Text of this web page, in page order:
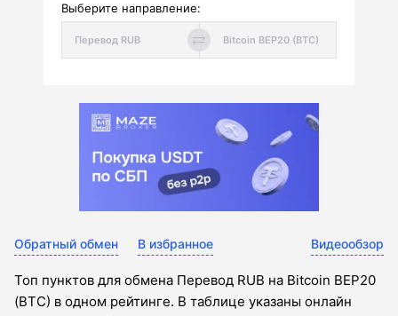
Выберите направление:
Обратный обмен В избранное Видеообзор
Топ пунктов для обмена Перевод RUB на Bitcoin BEP20
(BTC) в одном рейтинге. В таблице указаны онлайн